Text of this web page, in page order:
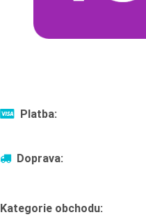
Platba:
Doprava:
Kategorie obchodu: